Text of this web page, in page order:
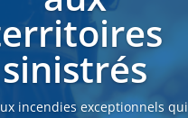
sinistrés
incendies exceptionnels qui